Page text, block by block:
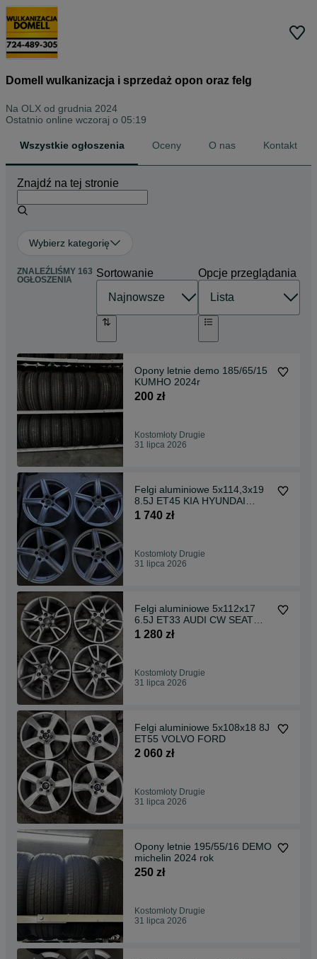
Domell wulkanizacja i sprzedaż opon oraz felg
Na OLX od grudnia 2024
Ostatnio online wczoraj o 05:19
Wszystkie ogłoszenia Oceny O nas Kontakt
Znajdź na tej stronie
Wybierz kategorię
ZNALEŹLIŚMY 163
OGŁOSZENIA
Sortowanie Opcje przeglądania
Opony letnie demo 185/65/15
KUMHO 2024r
200 zł
Kostomłoty Drugie
31 lipca 2026
Felgi aluminiowe 5x114,3x19
8.5J ET45 KIA HYUNDAI
RENO NISSAN TOYOTA
1 740 zł
Kostomłoty Drugie
31 lipca 2026
Felgi aluminiowe 5x112x17
6.5J ET33 AUDI CW SEAT
SKODA itp
1 280 zł
Kostomłoty Drugie
31 lipca 2026
Felgi aluminiowe 5x108x18 8J
ET55 VOLVO FORD
2 060 zł
Kostomłoty Drugie
31 lipca 2026
Opony letnie 195/55/16 DEMO
michelin 2024 rok
250 zł
Kostomłoty Drugie
31 lipca 2026